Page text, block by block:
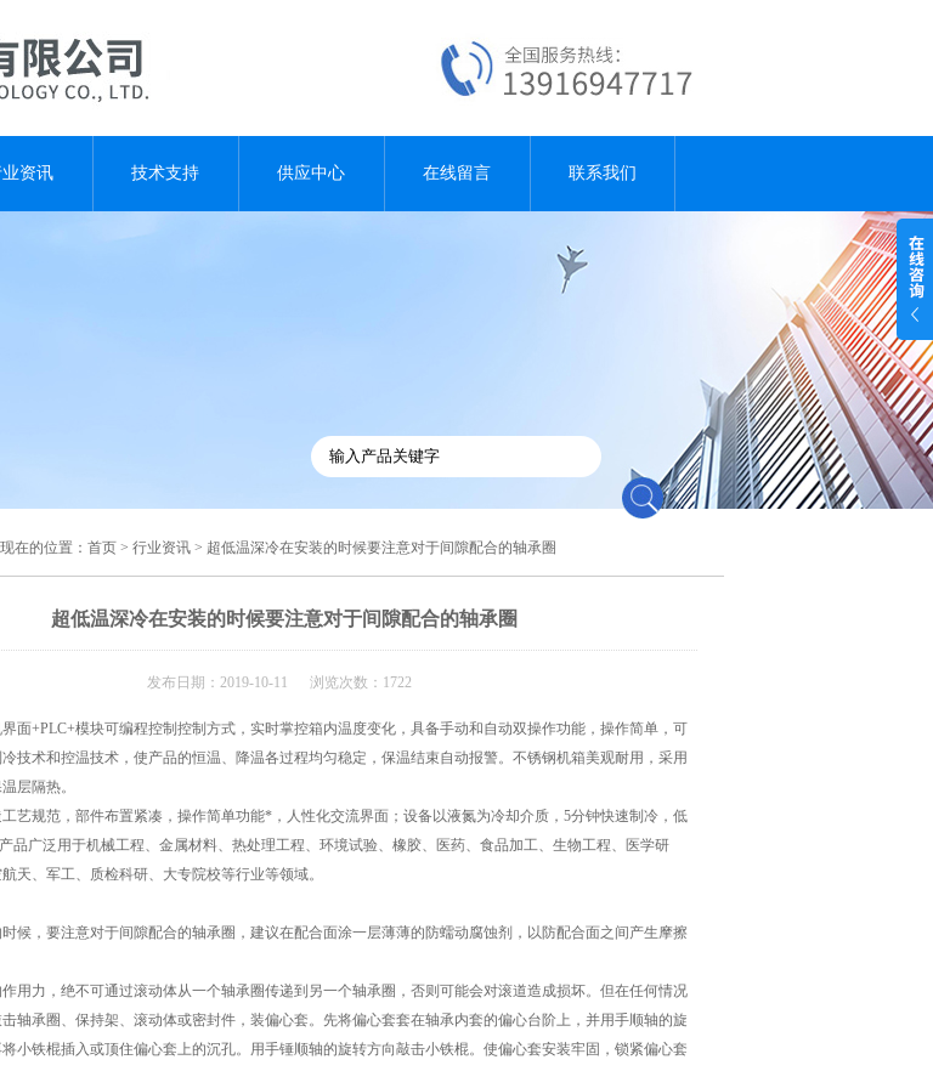
资讯 技术支持 供应中心 在线留言 联系我们
在的位置： 首页 > 行业资讯 > 超低温深冷在安装的时候要注意对于间隙配合的轴承圈
超低温深冷在安装的时候要注意对于间隙配合的轴承圈
发布日期：2019-10-11 浏览次数：1722
面+PLC+模块可编程控制控制方式，实时掌控箱内温度变化，具备手动和自动双操作功能，操作简单，可
技术和控温技术，使产品的恒温、降温各过程均匀稳定，保温结束自动报警。不锈钢机箱美观耐用，采用
层隔热。
艺规范，部件布置紧凑，操作简单功能*，人性化交流界面；设备以液氮为冷却介质，5分钟快速制冷，低
品广泛用于机械工程、金属材料、热处理工程、环境试验、橡胶、医药、食品加工、生物工程、医学研
天、军工、质检科研、大专院校等行业等领域。
候，要注意对于间隙配合的轴承圈，建议在配合面涂一层薄薄的防蠕动腐蚀剂，以防配合面之间产生摩擦
用力，绝不可通过滚动体从一个轴承圈传递到另一个轴承圈，否则可能会对滚道造成损坏。但在任何情况
轴承圈、保持架、滚动体或密封件，装偏心套。先将偏心套套在轴承内套的偏心台阶上，并用手顺轴的旋
小铁棍插入或顶住偏心套上的沉孔。用手锤顺轴的旋转方向敲击小铁棍。使偏心套安装牢固，锁紧偏心套